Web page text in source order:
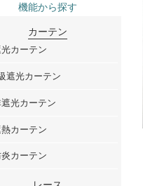
機能から探す
カーテン
カーテン
遮光カーテン
光カーテン
カーテン
炎カーテン